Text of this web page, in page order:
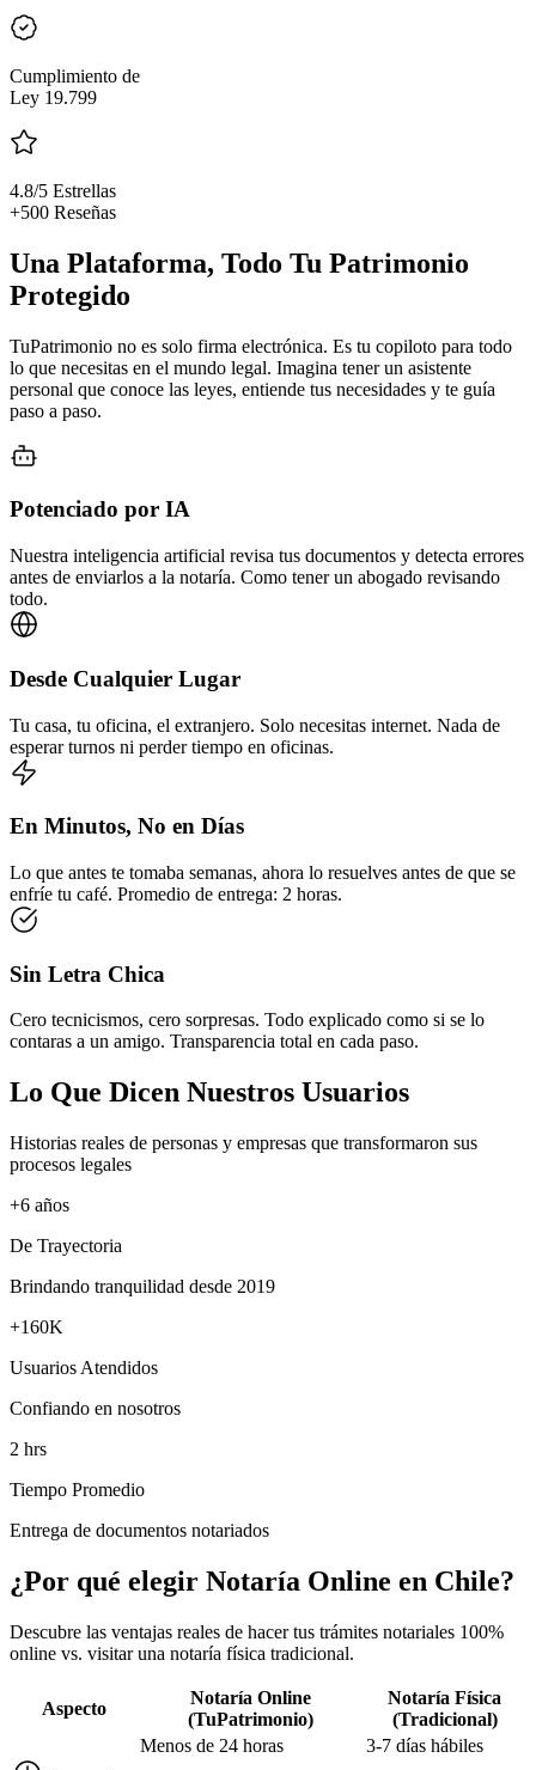
Cumplimiento de
Ley 19.799
4.8/5 Estrellas
+500 Reseñas
Una Plataforma, Todo Tu Patrimonio
Protegido
TuPatrimonio no es solo firma electrónica. Es tu copiloto para todo
lo que necesitas en el mundo legal. Imagina tener un asistente
personal que conoce las leyes, entiende tus necesidades y te guía
paso a paso.
Potenciado por IA
Nuestra inteligencia artificial revisa tus documentos y detecta errores
antes de enviarlos a la notaría. Como tener un abogado revisando
todo.
Desde Cualquier Lugar
Tu casa, tu oficina, el extranjero. Solo necesitas internet. Nada de
esperar turnos ni perder tiempo en oficinas.
En Minutos, No en Días
Lo que antes te tomaba semanas, ahora lo resuelves antes de que se
enfríe tu café. Promedio de entrega: 2 horas.
Sin Letra Chica
Cero tecnicismos, cero sorpresas. Todo explicado como si se lo
contaras a un amigo. Transparencia total en cada paso.
Lo Que Dicen Nuestros Usuarios
Historias reales de personas y empresas que transformaron sus
procesos legales
+6 años
De Trayectoria
Brindando tranquilidad desde 2019
+160K
Usuarios Atendidos
Confiando en nosotros
2 hrs
Tiempo Promedio
Entrega de documentos notariados
¿Por qué elegir Notaría Online en Chile?
Descubre las ventajas reales de hacer tus trámites notariales 100%
online vs. visitar una notaría física tradicional.
Aspecto
Notaría Online
(TuPatrimonio)
Notaría Física
(Tradicional)
Menos de 24 horas
3-7 días hábiles